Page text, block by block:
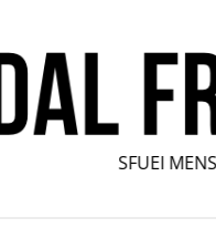
SFUEI MENSÎL